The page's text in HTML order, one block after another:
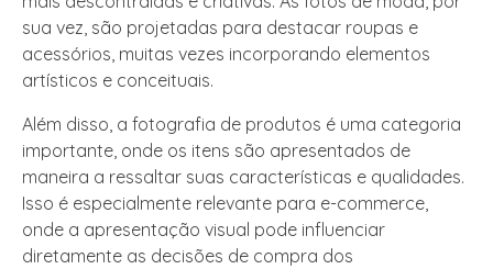
sua vez, são projetadas para destacar roupas e
acessórios, muitas vezes incorporando elementos
artísticos e conceituais.
Além disso, a fotografia de produtos é uma categoria
importante, onde os itens são apresentados de
maneira a ressaltar suas características e qualidades.
Isso é especialmente relevante para e-commerce,
onde a apresentação visual pode influenciar
diretamente as decisões de compra dos